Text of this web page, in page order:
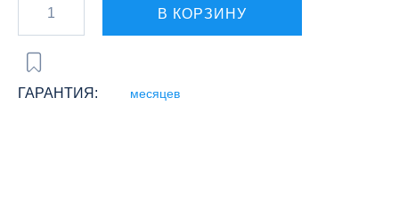
В КОРЗИНУ
ГАРАНТИЯ: месяцев